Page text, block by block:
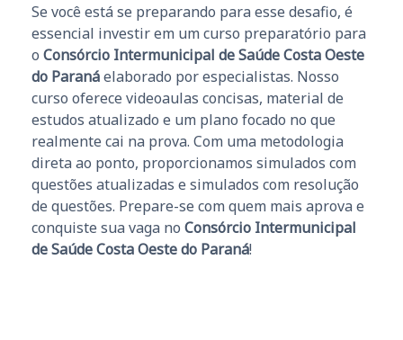
Se você está se preparando para esse desafio, é
essencial investir em um curso preparatório para
o Consórcio Intermunicipal de Saúde Costa Oeste
do Paranáelaborado por especialistas. Nosso
curso oferece videoaulas concisas, material de
estudos atualizado e um plano focado no que
realmente cai na prova. Com uma metodologia
direta ao ponto, proporcionamos simulados com
questões atualizadas e simulados com resolução
de questões. Prepare-se com quem mais aprova e
conquiste sua vaga no Consórcio Intermunicipal
de Saúde Costa Oeste do Paraná!